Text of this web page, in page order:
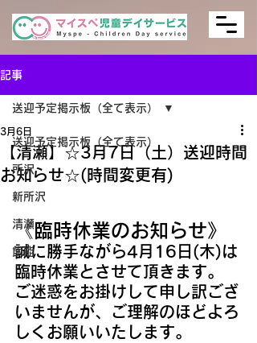
記事
送迎予定掲示板（全て表示）
所沢
新所沢
清瀬
飯能
送迎予定掲示板（全て表示）
【清瀬】☆3月7日（土）送迎時間
お知らせ☆(時間変更有)
3月6日
《臨時休業のお知らせ》
誠に勝手ながら4月16日(木)は
臨時休業とさせて頂きます。
ご迷惑をお掛けして申し訳ござ
いませんが、ご理解のほどよろ
しくお願いいたします。